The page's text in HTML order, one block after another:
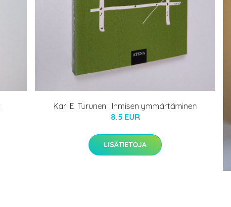
Kari E. Turunen : Ihmisen ymmärtäminen
8.5 EUR
LISÄTIETOJA